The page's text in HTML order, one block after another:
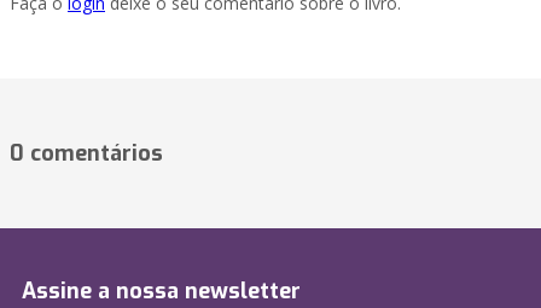
0 comentários
Assine a nossa newsletter